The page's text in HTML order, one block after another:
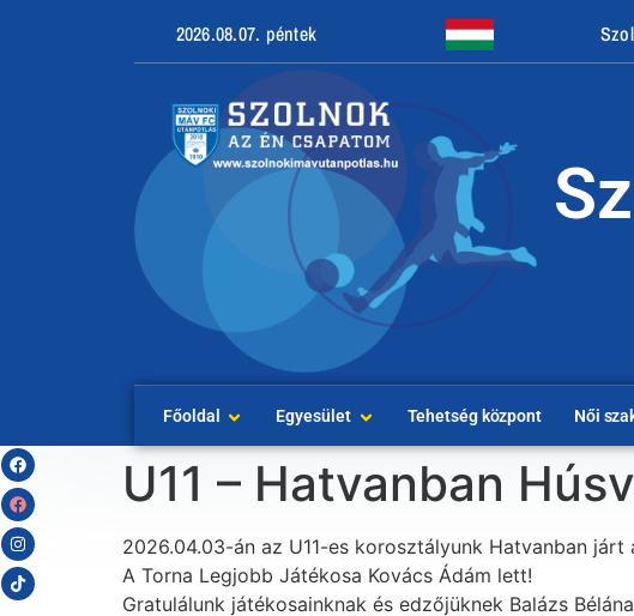
2026.08.07. péntek
Főoldal Egyesület Tehetség központ Női
U11 – Hatvanban
2026.04.03-án az U11-es korosztályunk Hatvanban
A Torna Legjobb Játékosa Kovács Ádám lett!
Gratulálunk játékosainknak és edzőjüknek Balázs